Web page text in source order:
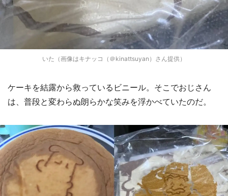
いた（画像はキナッコ（＠kinattsuyan）さん提供）
ケーキを結露から救っているビニール。そこでおじさん
は、普段と変わらぬ朗らかな笑みを浮かべていたのだ。